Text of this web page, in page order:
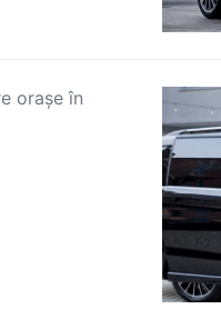
orașe în